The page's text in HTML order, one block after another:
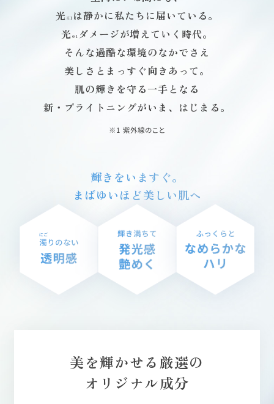
光 ※1 は静かに私たちに届いている。
光 ※1 ダメージが増えていく時代。
そんな過酷な環境のなかでさえ
美しさとまっすぐ向きあって。
肌の輝きを守る一手となる
新・ブライトニングがいま、はじまる。
※1 紫外線のこと
輝きをいますぐ。
まばゆいほど美しい肌へ
美を輝かせる厳選の
オリジナル成分